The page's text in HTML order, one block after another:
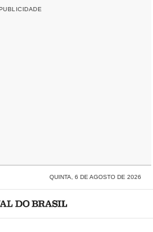
QUINTA, 6 DE AGOSTO DE 2026